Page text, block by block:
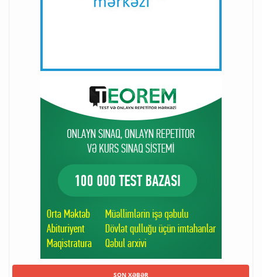
SON XƏBƏR